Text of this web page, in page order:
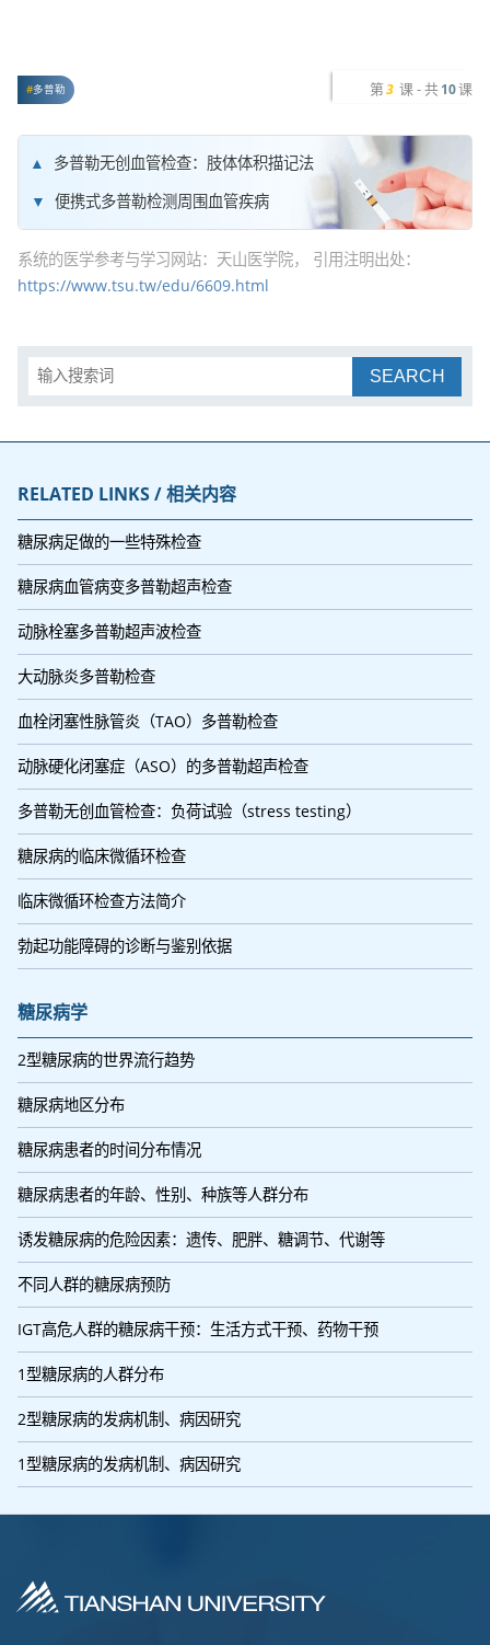
多普勒 第 3 课 - 共 10课
多普勒无创血管检查：肢体体积描记法
便携式多普勒检测周围血管疾病
系统的医学参考与学习网站：天山医学院， 引用注明出处：
https://www.tsu.tw/edu/6609.html
SEARCH
RELATED LINKS / 相关内容
糖尿病足做的一些特殊检查
糖尿病血管病变多普勒超声检查
动脉栓塞多普勒超声波检查
大动脉炎多普勒检查
血栓闭塞性脉管炎（TAO）多普勒检查
动脉硬化闭塞症（ASO）的多普勒超声检查
多普勒无创血管检查：负荷试验（stress testing）
糖尿病的临床微循环检查
临床微循环检查方法简介
勃起功能障碍的诊断与鉴别依据
糖尿病学
2型糖尿病的世界流行趋势
糖尿病地区分布
糖尿病患者的时间分布情况
糖尿病患者的年龄、性别、种族等人群分布
诱发糖尿病的危险因素：遗传、肥胖、糖调节、代谢等
不同人群的糖尿病预防
IGT高危人群的糖尿病干预：生活方式干预、药物干预
1型糖尿病的人群分布
2型糖尿病的发病机制、病因研究
1型糖尿病的发病机制、病因研究